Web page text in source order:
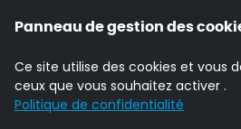
Panneau de gestion des
Ce site utilise des cookies et vous
ceux que vous souhaitez activer .
Politique de confidentialité